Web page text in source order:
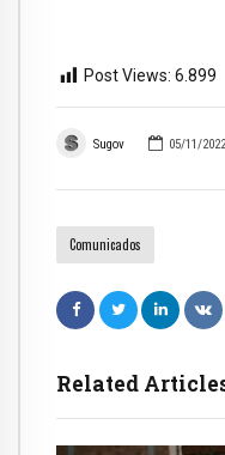
Sugov 05/11/2022
Comunicados
Related
Post Views: 6.899